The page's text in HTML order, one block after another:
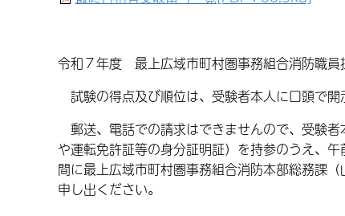
令和７年度 最上広域市町村圏事務組合消防職員
試験の得点及び順位は、受験者本人に口頭で開
郵送、電話での請求はできませんので、受験
や運転免許証等の身分証明証）を持参のうえ、
間に最上広域市町村圏事務組合消防本部総務課
申し出ください。